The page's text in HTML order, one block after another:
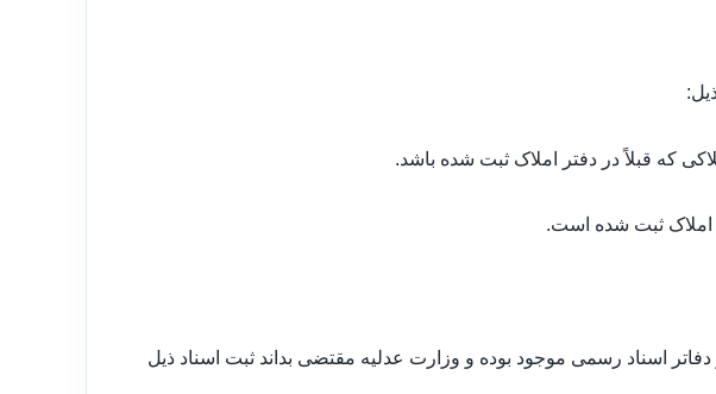
و دفاتر اسناد رسمی موجود بوده و وزارت عدلیه مقتضی بداند ثبت اسناد ذیل